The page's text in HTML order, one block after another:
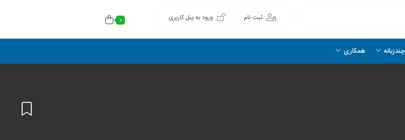
ثبت نام ورود به پنل کاربری 0
همکاری